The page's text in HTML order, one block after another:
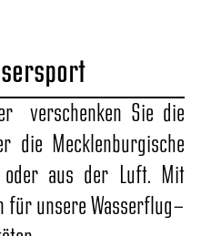
verschenken Sie die
die Mecklenburgische
oder aus der Luft. Mit
für unsereWasserflug-